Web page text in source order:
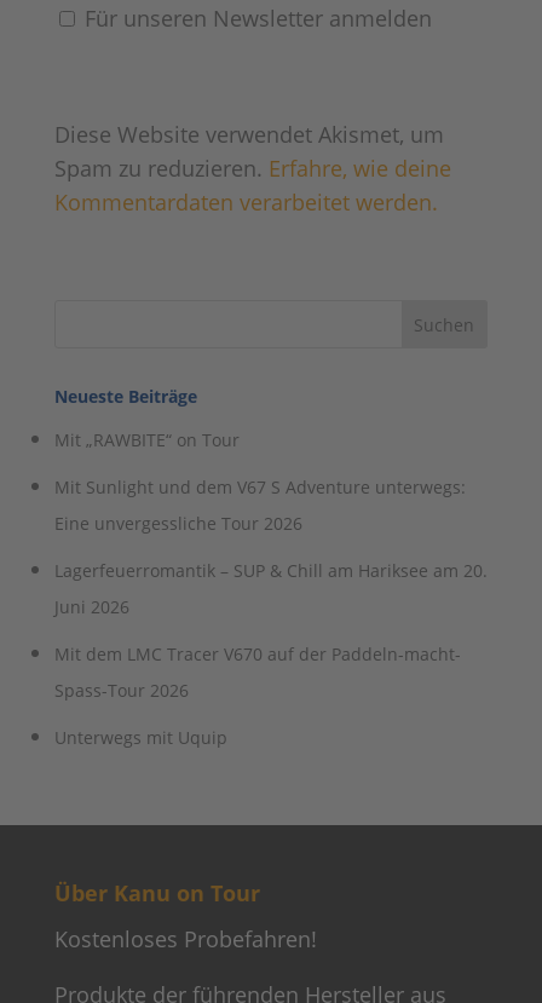
Für unseren Newsletter anmelden
Diese Website verwendet Akismet, um
Spam zu reduzieren. Erfahre, wie deine
Kommentardaten verarbeitet werden.
Neueste Beiträge
Mit „RAWBITE“ on Tour
Mit Sunlight und dem V67 S Adventure unterwegs:
Eine unvergessliche Tour 2026
Lagerfeuerromantik – SUP & Chill am Hariksee am 20.
Juni 2026
Mit dem LMC Tracer V670 auf der Paddeln-macht-
Spass-Tour 2026
Unterwegs mit Uquip
Über Kanu on Tour
Kostenloses Probefahren!
Produkte der führenden Hersteller aus